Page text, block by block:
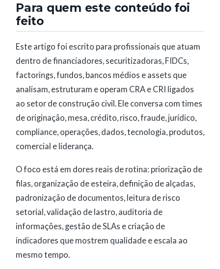
Para quem este conteúdo foi
feito
Este artigo foi escrito para profissionais que atuam
dentro de financiadores, securitizadoras, FIDCs,
factorings, fundos, bancos médios e assets que
analisam, estruturam e operam CRA e CRI ligados
ao setor de construção civil. Ele conversa com times
de originação, mesa, crédito, risco, fraude, jurídico,
compliance, operações, dados, tecnologia, produtos,
comercial e liderança.
O foco está em dores reais de rotina: priorização de
filas, organização de esteira, definição de alçadas,
padronização de documentos, leitura de risco
setorial, validação de lastro, auditoria de
informações, gestão de SLAs e criação de
indicadores que mostrem qualidade e escala ao
mesmo tempo.